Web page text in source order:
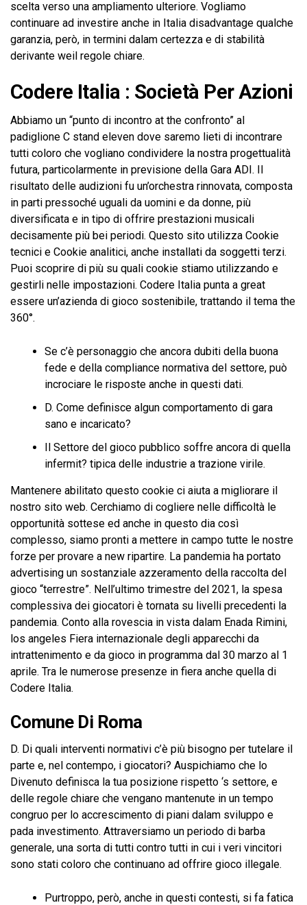
scelta verso una ampliamento ulteriore. Vogliamo
continuare ad investire anche in Italia disadvantage qualche
garanzia, però, in termini dalam certezza e di stabilità
derivante weil regole chiare.
Codere Italia : Società Per Azioni
Abbiamo un “punto di incontro at the confronto” al
padiglione C stand eleven dove saremo lieti di incontrare
tutti coloro che vogliano condividere la nostra progettualità
futura, particolarmente in previsione della Gara ADI. Il
risultato delle audizioni fu un’orchestra rinnovata, composta
in parti pressoché uguali da uomini e da donne, più
diversificata e in tipo di offrire prestazioni musicali
decisamente più bei periodi. Questo sito utilizza Cookie
tecnici e Cookie analitici, anche installati da soggetti terzi.
Puoi scoprire di più su quali cookie stiamo utilizzando e
gestirli nelle impostazioni. Codere Italia punta a great
essere un’azienda di gioco sostenibile, trattando il tema the
360°.
Se c’è personaggio che ancora dubiti della buona
fede e della compliance normativa del settore, può
incrociare le risposte anche in questi dati.
D. Come definisce algun comportamento di gara
sano e incaricato?
Il Settore del gioco pubblico soffre ancora di quella
infermit? tipica delle industrie a trazione virile.
Mantenere abilitato questo cookie ci aiuta a migliorare il
nostro sito web. Cerchiamo di cogliere nelle difficoltà le
opportunità sottese ed anche in questo dia così
complesso, siamo pronti a mettere in campo tutte le nostre
forze per provare a new ripartire. La pandemia ha portato
advertising un sostanziale azzeramento della raccolta del
gioco “terrestre”. Nell’ultimo trimestre del 2021, la spesa
complessiva dei giocatori è tornata su livelli precedenti la
pandemia. Conto alla rovescia in vista dalam Enada Rimini,
los angeles Fiera internazionale degli apparecchi da
intrattenimento e da gioco in programma dal 30 marzo al 1
aprile. Tra le numerose presenze in fiera anche quella di
Codere Italia.
Comune Di Roma
D. Di quali interventi normativi c’è più bisogno per tutelare il
parte e, nel contempo, i giocatori? Auspichiamo che lo
Divenuto definisca la tua posizione rispetto ‘s settore, e
delle regole chiare che vengano mantenute in un tempo
congruo per lo accrescimento di piani dalam sviluppo e
pada investimento. Attraversiamo un periodo di barba
generale, una sorta di tutti contro tutti in cui i veri vincitori
sono stati coloro che continuano ad offrire gioco illegale.
Purtroppo, però, anche in questi contesti, si fa fatica